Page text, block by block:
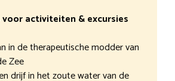
activiteiten & excursies
in de therapeutische modder van
Zee
drijf in het zoute water van de